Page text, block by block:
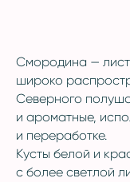
Смородина —
широко
Северного
и ароматные,
и переработке.
Кусты белой и
с более светлой